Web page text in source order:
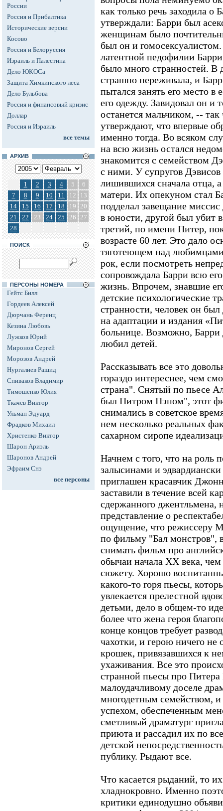
России
Россия и Прибалтика
Исторические версии
Косово
Россия и Белоруссия
Израиль и Палестина
Дело ЮКОСа
Защита Химкинского леса
Дело Бульбова
Россия и финансовый кризис
Доллар
Россия и Израиль
все темы
АРХИВ
1 2 3 4 5
6
7
8 9 10 11 12
13
14
15 16 17 18 19 20
21
22 23 24 25 26 27
28
ПОИСК
ПЕРСОНЫ НОМЕРА
Гейтс Билл
Гордеев Алексей
Дюрчань Ференц
Кезина Любовь
Лужков Юрий
Миронов Сергей
Морозов Андрей
Нургалиев Рашид
Спиваков Владимир
Тимошенко Юлия
Ткачев Виктор
Ульман Эдуард
Фрадков Михаил
Христенко Виктор
Шарон Ариэль
Шаронов Андрей
Эфраим Снэ
все персоны
как только речь заходила о
утверждали: Барри был
женщинам было
был он и
латентной педофилии
было много странностей. В
страшно переживала, и
пытался занять его место в
его одежду. Завидовал он и
останется мальчиком, --
утверждают, что впервые
именно тогда. Во всяком
на всю жизнь остался
знакомится с семейством
с ними. У супругов Дэвисов
лишившихся сначала отца,
матери. Их опекуном стал
подделал завещание
в юности, другой был убит
третий, по имени Питер,
возрасте 60 лет. Это дало
тяготеющем над
рок, если посмотреть
сопровождала Барри всю
жизнь. Впрочем, знавшие
детские психологические
странности, человек он
на адаптации и издания
больнице. Возможно, Барри
любил детей.
Рассказывать все это
гораздо интереснее, чем
страна". Снятый по пьесе
был Питром Пэном", этот
снимались в советское
нем несколько реальных
сахарном сиропе
Начнем с того, что на роль
залысинами и
приглашен красавчик
заставили в течение всей
сдержанного джентльмена,
представление о
ощущение, что режиссеру
по фильму "Бал монстров",
снимать фильм про
обычаи начала ХХ века, чем
сюжету. Хорошо
какого-то горя пьесы,
увлекается прелестной
детьми, дело в общем-то
более что жена героя
конце концов требует
чахотки, и герою ничего не
крошек, привязавшихся к
ухаживания. Все это
странной пьесы про
малоудачливому доселе
многодетным семейством,
успехом, обеспеченным
сметливый драматург
приюта и рассадил их по
детской
публику. Рыдают все.
Что касается рыданий, то
хладнокровно. Именно
критики единодушно